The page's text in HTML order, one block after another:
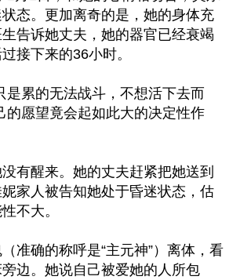
态。更加离奇的是，她的身体充
告诉她丈夫，她的器官已经衰竭
接下来的36小时。
是累的无法战斗，不想活下去而
的愿望竟会起如此大的决定性作
有醒来。她的丈夫赶紧把她送到
家人被告知她处于昏迷状态，估
不大。
准确的称呼是“主元神”）离体，看
边。她说自己被爱她的人所包